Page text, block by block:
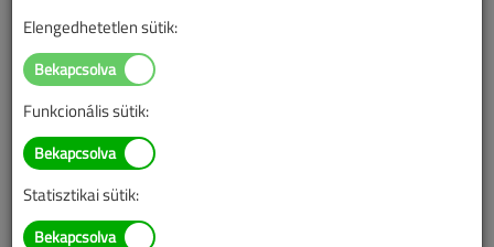
nélkül
2025/9. lapszám
Elengedhetetlen sütik:
Funkcionális sütik:
Statisztikai sütik: